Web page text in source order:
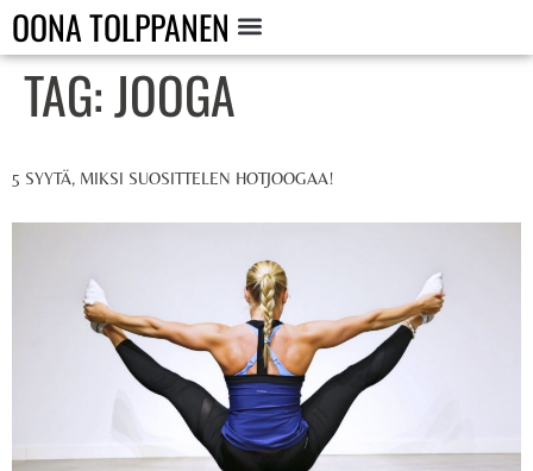
OONA TOLPPANEN
TAG:JOOGA
5 SYYTÄ, MIKSI SUOSITTELEN HOTJOOGAA!